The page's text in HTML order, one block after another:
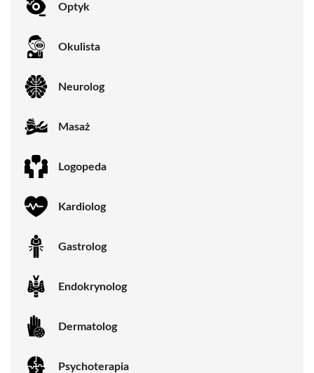
Optyk
Okulista
Neurolog
Masaż
Logopeda
Kardiolog
Gastrolog
Endokrynolog
Dermatolog
Psychoterapia